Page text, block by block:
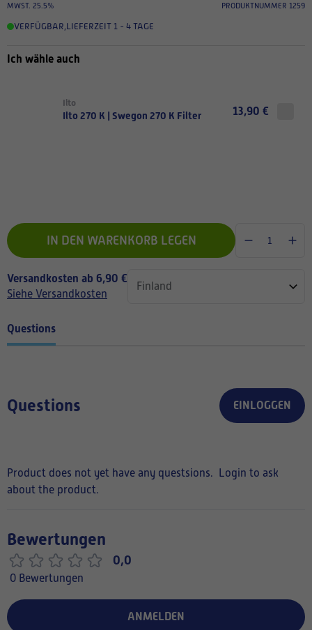
MWST. 25.5% PRODUKTNUMMER 1259
VERFÜGBAR LIEFERZEIT 1 - 4 TAGE
Ich wähle auch
Ilto
Ilto 270 K | Swegon 270 K Filter 13,90 €
IN DEN WARENKORB LEGEN
Versandkosten ab 6,90 €
Siehe Versandkosten
Questions
Questions EINLOGGEN
Product does not yet have any questsions.
Login to ask
about the product.
Bewertungen
0,0
0 Bewertungen
ANMELDEN